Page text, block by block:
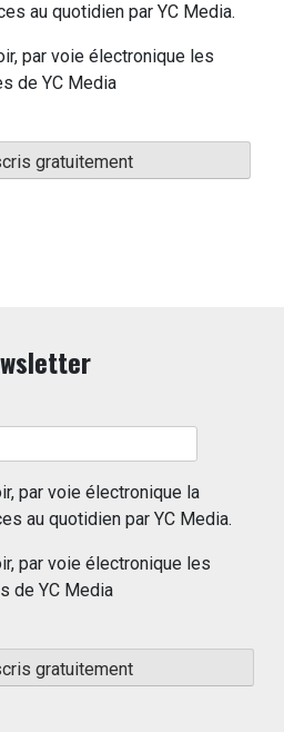
au quotidien par YC Media.
par voie électronique les
de YC Media
par voie électronique la
au quotidien par YC Media.
par voie électronique les
de YC Media